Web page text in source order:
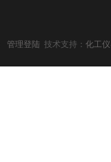
管理登陆 技术支持： 化工